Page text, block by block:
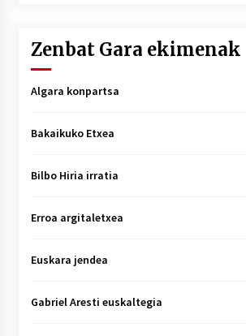
Zenbat Gara ekimenak
Algara konpartsa
Bakaikuko Etxea
Bilbo Hiria irratia
Erroa argitaletxea
Euskara jendea
Gabriel Aresti euskaltegia